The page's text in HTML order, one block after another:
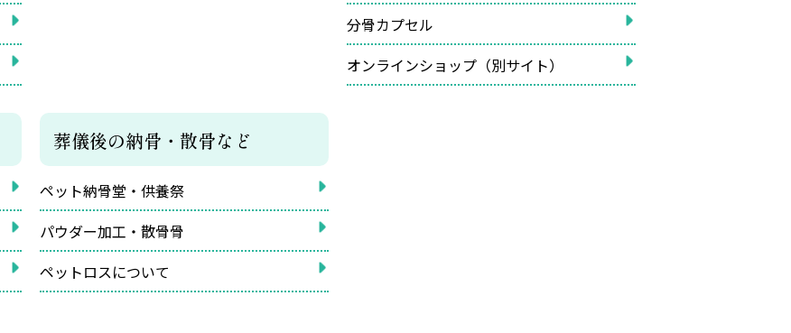
分骨カプセル
オンラインショップ（別サイト）
葬儀後の納骨・散骨など
ペット納骨堂・供養祭
パウダー加工・散骨骨
ペットロスについて